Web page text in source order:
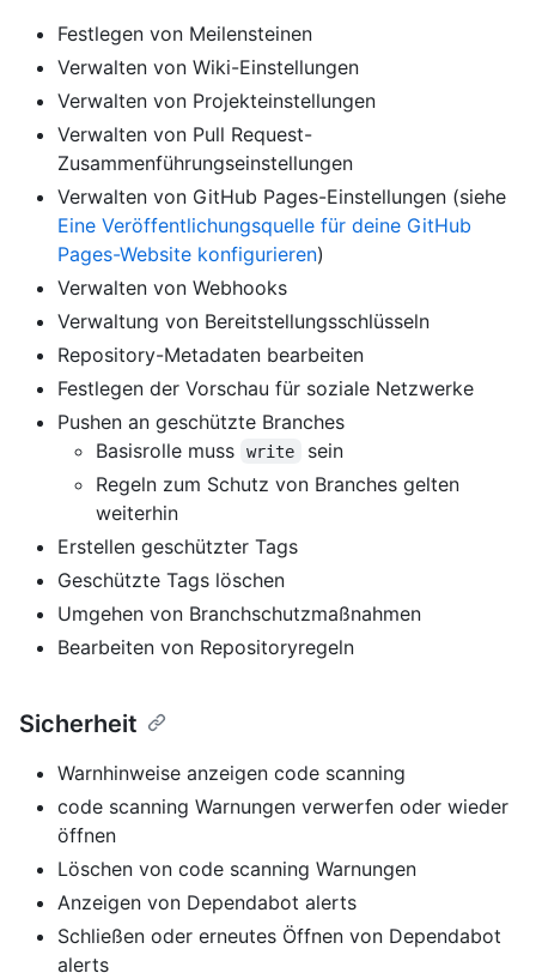
Festlegen von Meilensteinen
Verwalten von Wiki-Einstellungen
Verwalten von Projekteinstellungen
Verwalten von Pull Request-
Zusammenführungseinstellungen
Verwalten von GitHub Pages-Einstellungen (siehe
Eine Veröffentlichungsquelle für deine GitHub
Pages-Website konfigurieren)
Verwalten von Webhooks
Verwaltung von Bereitstellungsschlüsseln
Repository-Metadaten bearbeiten
Festlegen der Vorschau für soziale Netzwerke
Pushen an geschützte Branches
Basisrolle muss
write
sein
Regeln zum Schutz von Branches gelten
weiterhin
Erstellen geschützter Tags
Geschützte Tags löschen
Umgehen von Branchschutzmaßnahmen
Bearbeiten von Repositoryregeln
Sicherheit
Warnhinweise anzeigen code scanning
code scanning Warnungen verwerfen oder wieder
öffnen
Löschen von code scanning Warnungen
Anzeigen von Dependabot alerts
Schließen oder erneutes Öffnen von Dependabot
alerts